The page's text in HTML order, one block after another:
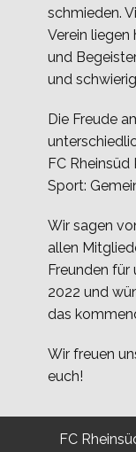
schmieden.
Verein
und
und
Die Freude
FC Rheinsüd
Sport:
Wir sagen
allen
Freunden für
2022 und
das
Wir freuen
euch!
FC